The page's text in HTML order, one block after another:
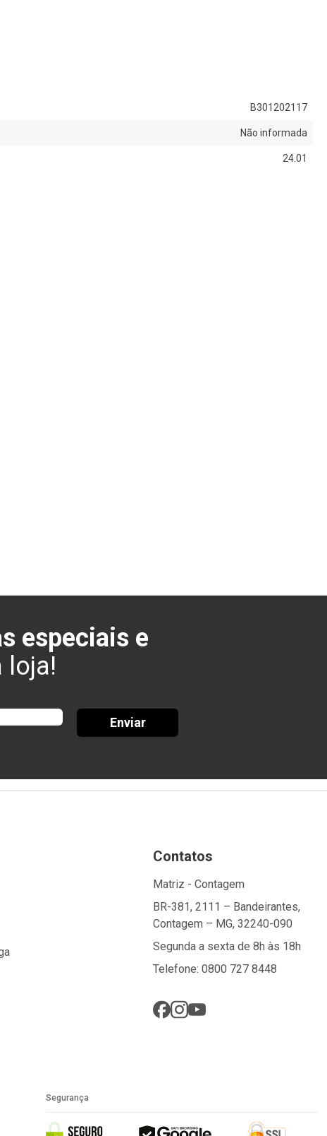
B301202117
Não informada
24.01
especiais e
loja!
Enviar
Contatos
Matriz - Contagem
BR-381, 2111 – Bandeirantes,
Contagem – MG, 32240-090
Segunda a sexta de 8h às 18h
Telefone: 0800 727 8448
Segurança